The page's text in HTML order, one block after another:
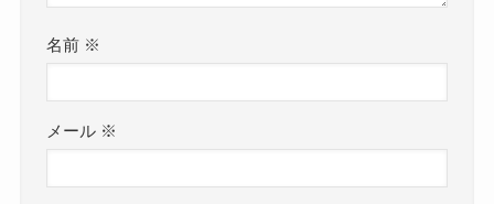
名前 ※
メール ※